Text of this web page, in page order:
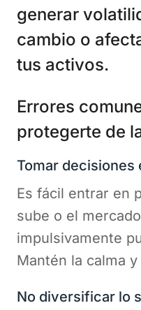
generar
cambio o
tus activos.
Errores
protegerte de
Tomar decisiones
Es fácil entrar en
sube o el
impulsivamente
Mantén la calma
No diversificar lo